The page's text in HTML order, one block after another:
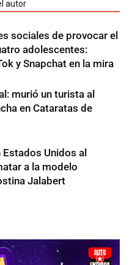
autor
sociales de provocar el
adolescentes:
y Snapchat en la mira
murió un turista al
en Cataratas de
Estados Unidos al
a la modelo
Jalabert